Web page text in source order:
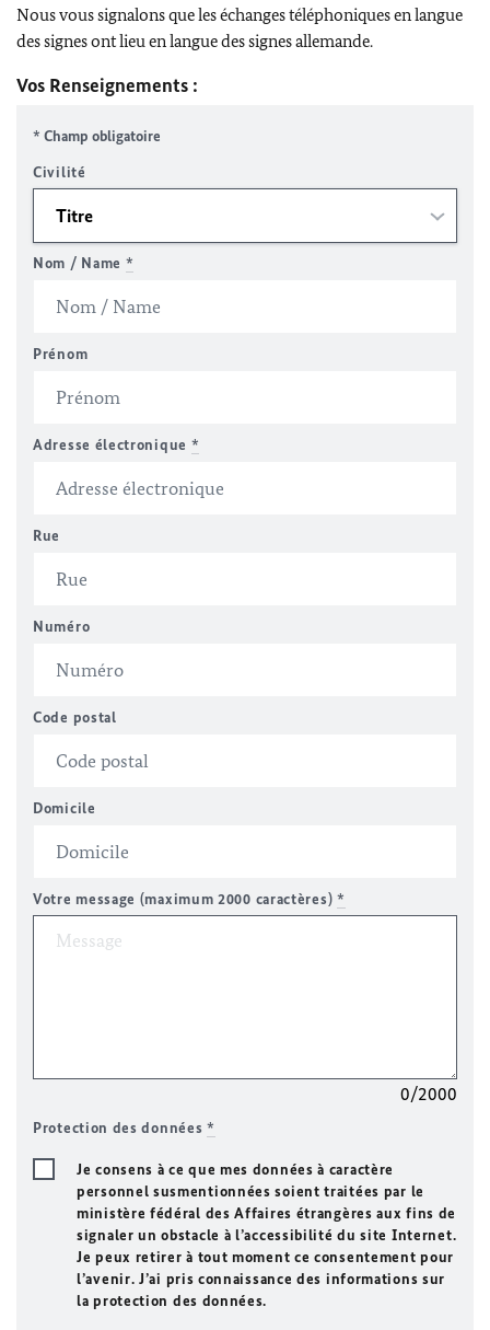
Nous vous signalons que les échanges téléphoniques en langue
des signes ont lieu en langue des signes allemande.
Vos Renseignements :
* Champ obligatoire
Civilité
Nom / Name *
Prénom
Adresse électronique *
Rue
Numéro
Code postal
Domicile
Votre message (maximum 2000 caractères) *
0/2000
Protection des données*
Je consens à ce que mes données à caractère
personnel susmentionnées soient traitées par le
ministère fédéral des Affaires étrangères aux fins de
signaler un obstacle à l’accessibilité du site Internet.
Je peux retirer à tout moment ce consentement pour
l’avenir. J’ai pris connaissance des informations sur
la protection des données.